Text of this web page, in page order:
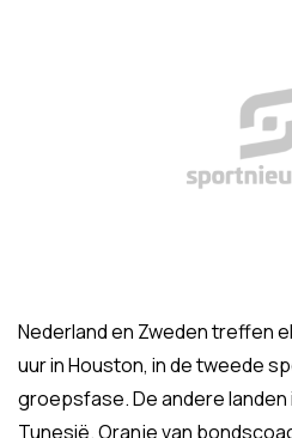
Nederland en Zweden treffen
uur in Houston, in de tweede
groepsfase. De andere landen
Tunesië. Oranje van